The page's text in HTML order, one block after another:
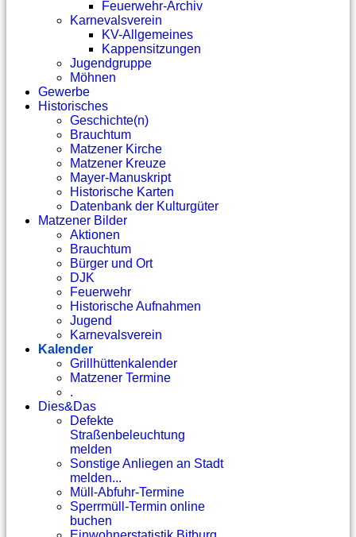
Feuerwehr-Archiv
Karnevalsverein
KV-Allgemeines
Kappensitzungen
Jugendgruppe
Möhnen
Gewerbe
Historisches
Geschichte(n)
Brauchtum
Matzener Kirche
Matzener Kreuze
Mayer-Manuskript
Historische Karten
Datenbank der Kulturgüter
Matzener Bilder
Aktionen
Brauchtum
Bürger und Ort
DJK
Feuerwehr
Historische Aufnahmen
Jugend
Karnevalsverein
Kalender
Grillhüttenkalender
Matzener Termine
.
Dies&Das
Defekte
Straßenbeleuchtung
melden
Sonstige Anliegen an Stadt
melden...
Müll-Abfuhr-Termine
Sperrmüll-Termin online
buchen